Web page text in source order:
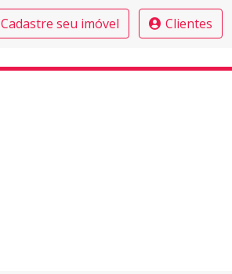
Cadastre seu imóvel
Clientes